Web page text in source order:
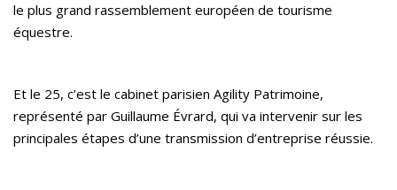
le plus grand rassemblement européen de tourisme
équestre.
Et le 25, c’est le cabinet parisien Agility Patrimoine,
représenté par Guillaume Évrard, qui va intervenir sur les
principales étapes d’une transmission d’entreprise réussie.